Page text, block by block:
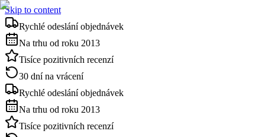
Skip to content
Rychlé odeslání objednávek
Na trhu od roku 2013
Tisíce pozitivních recenzí
30 dní na vrácení
Rychlé odeslání objednávek
Na trhu od roku 2013
Tisíce pozitivních recenzí